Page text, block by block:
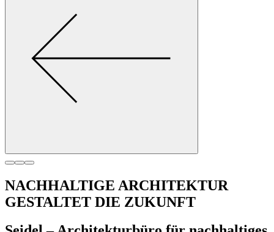
NACHHALTIGE ARCHITEKTUR
GESTALTET DIE ZUKUNFT